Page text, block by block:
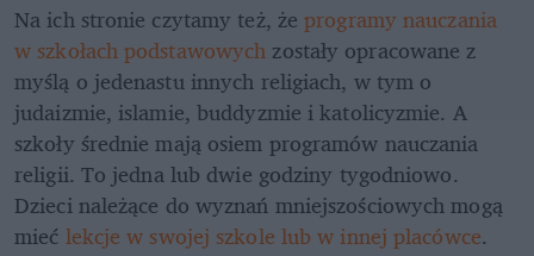
Na ich stronie czytamy też, że programy nauczania
w szkołach podstawowych zostały opracowane z
myślą o jedenastu innych religiach, w tym o
judaizmie, islamie, buddyzmie i katolicyzmie. A
szkoły średnie mają osiem programów nauczania
religii. To jedna lub dwie godziny tygodniowo.
Dzieci należące do wyznań mniejszościowych mogą
mieć lekcje w swojej szkole lub w innej placówce.